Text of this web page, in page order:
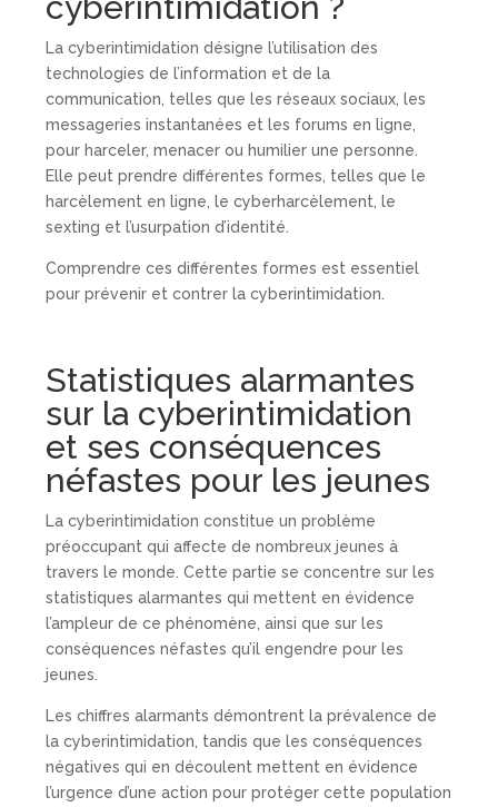
La cyberintimidation désigne l’utilisation des
technologies de l’information et de la
communication, telles que les réseaux sociaux, les
messageries instantanées et les forums en ligne,
pour harceler, menacer ou humilier une personne.
Elle peut prendre différentes formes, telles que le
harcèlement en ligne, le cyberharcèlement, le
sexting et l’usurpation d’identité.
Comprendre ces différentes formes est essentiel
pour prévenir et contrer la cyberintimidation.
Statistiques alarmantes
sur la cyberintimidation
et ses conséquences
néfastes pour les jeunes
La cyberintimidation constitue un problème
préoccupant qui affecte de nombreux jeunes à
travers le monde. Cette partie se concentre sur les
statistiques alarmantes qui mettent en évidence
l’ampleur de ce phénomène, ainsi que sur les
conséquences néfastes qu’il engendre pour les
jeunes.
Les chiffres alarmants démontrent la prévalence de
la cyberintimidation, tandis que les conséquences
négatives qui en découlent mettent en évidence
l’urgence d’une action pour protéger cette population